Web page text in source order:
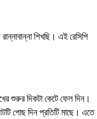
শিখছি। এই রেসিপি
শুরুর দিকটা কেটে ফেল দিন।
পোছ দিন প্রতিটি মাছে। এতে